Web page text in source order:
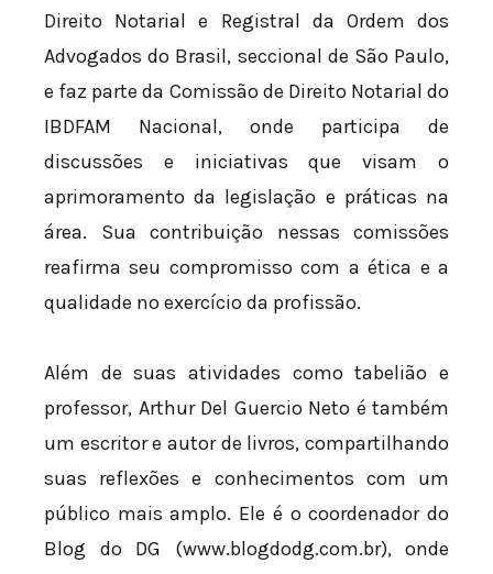
Direito Notarial e Registral da Ordem dos
Advogados do Brasil, seccional de São Paulo,
e faz parte da Comissão de Direito Notarial do
IBDFAM Nacional, onde participa de
discussões e iniciativas que visam o
aprimoramento da legislação e práticas na
área. Sua contribuição nessas comissões
reafirma seu compromisso com a ética e a
qualidade no exercício da profissão.
Além de suas atividades como tabelião e
professor, Arthur Del Guercio Neto é também
um escritor e autor de livros, compartilhando
suas reflexões e conhecimentos com um
público mais amplo. Ele é o coordenador do
Blog do DG (www.blogdodg.com.br), onde